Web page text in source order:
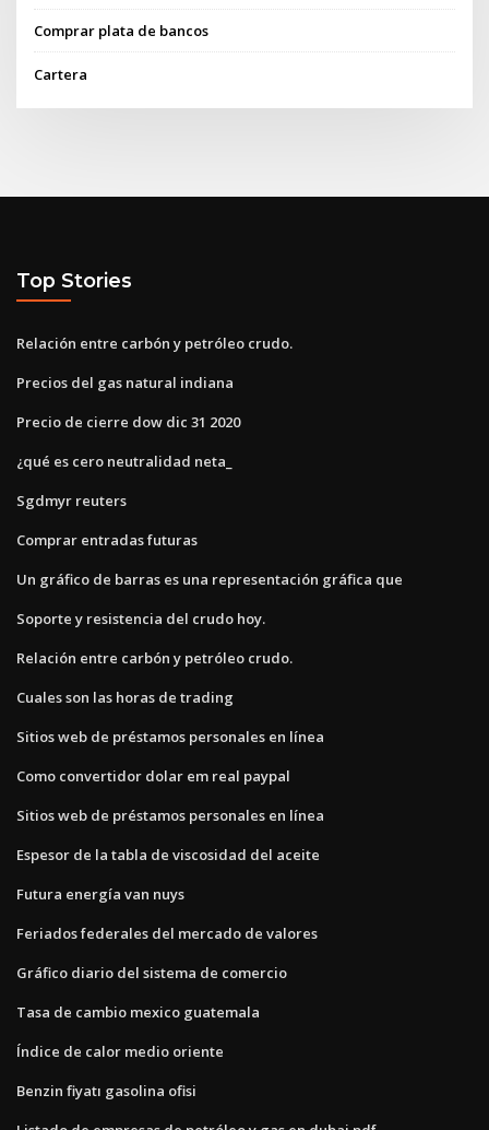
Comprar plata de bancos
Cartera
Top Stories
Relación entre carbón y petróleo crudo.
Precios del gas natural indiana
Precio de cierre dow dic 31 2020
¿qué es cero neutralidad neta_
Sgdmyr reuters
Comprar entradas futuras
Un gráfico de barras es una representación gráfica que
Soporte y resistencia del crudo hoy.
Relación entre carbón y petróleo crudo.
Cuales son las horas de trading
Sitios web de préstamos personales en línea
Como convertidor dolar em real paypal
Sitios web de préstamos personales en línea
Espesor de la tabla de viscosidad del aceite
Futura energía van nuys
Feriados federales del mercado de valores
Gráfico diario del sistema de comercio
Tasa de cambio mexico guatemala
Índice de calor medio oriente
Benzin fiyatı gasolina ofisi